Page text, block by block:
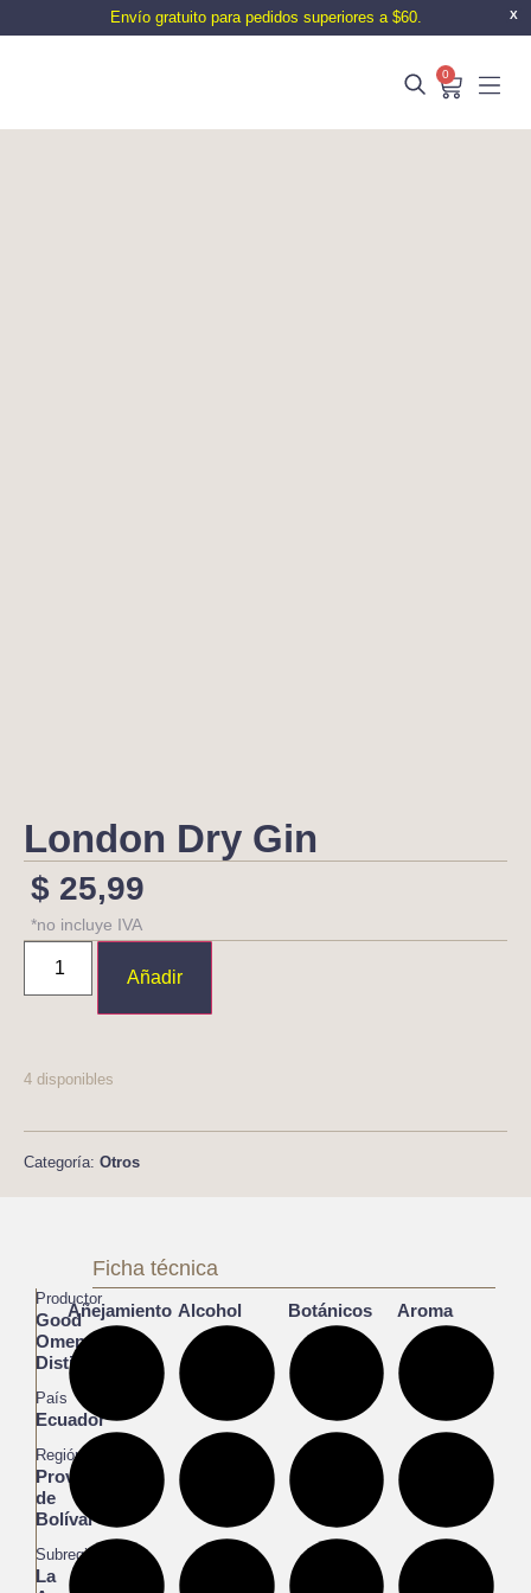
X
Envío gratuito para pedidos superiores a $60.
0
London Dry Gin
$ 25,99
*no incluye IVA
4 disponibles
Añadir
Categoría: Otros
Ficha técnica
Productor
Good
Omen
Distillers
País
Ecuador
Región
Provincia
de
Bolívar
Subregión
La
Añejamiento Alcohol Botánicos Aroma